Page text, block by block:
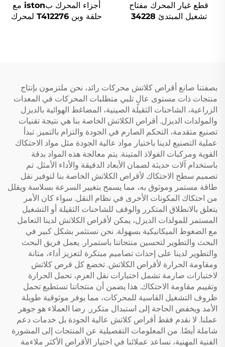
قطع غيار المحرك مفتاح
تشغيل المبتدئ 34228
أجزاء المحرك بiston مع
حلقة وبن T412276 لمحرك
بصفتنا صانع أقراص كلاتش محركات رائد، نحن ملتزمون بإنتاج
منتجات ذات مستوى عالٍ تلبي متطلبات المحركات في المعدات
الزراعية، الشاحنات الثقيلة الصينية، المضاغط الهوائية بالديزل
والمولدات الديزل. أقراص الكلاتش الخاصة بنا هي نتيجة تقنيات
تصنيع متقدمة، التحكم الصارم في الجودة والتزام بالتميز. تبدأ
عملية التصنيع لدينا باختيار مواد عالية الجودة مثل مواد الاحتكاك
القوية ومركبات الفولاذ المتينة. يتم معالجة هذه المواد بدقة
باستخدام آلات حديثة لضمان الأبعاد الدقيقة والأداء الأمثل. تم
تصميم سطح الاحتكاك لأقراص الكلاتش الخاصة بنا لتوفير نقل
طاقة مستمر وموثوق به، مما يسمح بتغيير السرعة بسلاسة ويقلل
من احتكاك المكونات الأخرى في نظام النقل. سواء كان الأمر
يتعلق بالانطلاق المتكرر والوقف للشاحنات الثقيلة أو التشغيل
المستمر للمولدات الديزل، يمكن لأقراص الكلاتش لدينا التعامل
مع الضغوط الميكانيكية بسهولة. نحن نستثمر بشكل كبير في
البحث والتطوير لتحسين منتجاتنا باستمرار. يعمل فريق البحث
والتطوير لدينا على إحداث تصاميم مبتكرة لتعزيز أداء، متانة
ومقاومة الحرارة لأقراص الكلاتش. تخضع كل قرص كلاتش
لاختبارات صارمة تشمل اختبارات نقل العزم، تحمل الحرارة
وتقييم مقاومة الاحتكاك. هذا يضمن أن منتجاتنا تستطيع تحمل
ظروف التشغيل القاسية للمحركات، مما يوفر موثوقية طويلة
الأمد ويخفض الحاجة إلى استبدال متكرر. رضا العملاء هو جوهر
عملنا. لا نقدم فقط أقراص كلاتش عالية الجودة بل خدمات دعم
شاملة أيضًا. من المعلومات التفصيلية عن المنتجات إلى المشورة
الفنية المهنية، نساعد عملائنا في اختيار الأقراص الأكثر ملاءمة